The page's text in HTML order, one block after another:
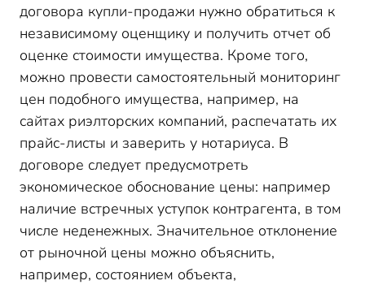
договора купли-продажи нужно обратиться к
независимому оценщику и получить отчет об
оценке стоимости имущества. Кроме того,
можно провести самостоятельный мониторинг
цен подобного имущества, например, на
сайтах риэлторских компаний, распечатать их
прайс-листы и заверить у нотариуса. В
договоре следует предусмотреть
экономическое обоснование цены: например
наличие встречных уступок контрагента, в том
числе неденежных. Значительное отклонение
от рыночной цены можно объяснить,
например, состоянием объекта,